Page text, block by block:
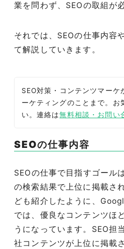
業を問わず、 SEOの取組が
それでは、 SEOの仕事内容
て解説していきます。
SEO対策・コンテンツマーケ
ーケティングのことまで。お
い。連絡は無料相談・お問い
SEOの仕事内容
SEOの仕事で目指すゴール
の検索結果で上位に掲載さ
ども紹介したように、
では、優良なコンテンツほ
うになっています。 SEO担
社コンテンツが上位に掲載